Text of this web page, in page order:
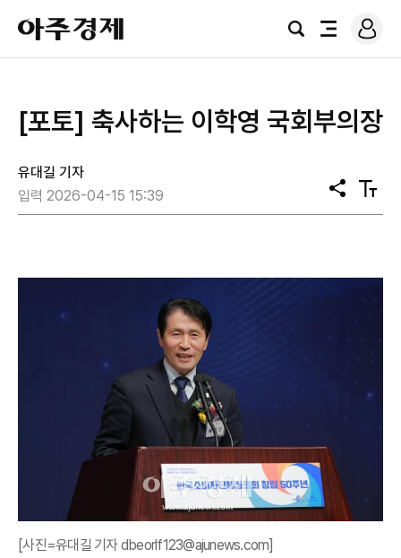
아
주
경
검
전
로
그
[포토] 축사하는 이학영 국회부의장
유대길 기자
입력 2026-04-15 15:39
공
유
텍
스
[사진=유대길 기자 dbeorlf123@ajunews.com]